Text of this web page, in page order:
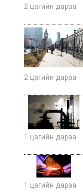
2 цагийн дараа
2 цагийн дараа
1 цагийн дараа
1 цагийн дараа